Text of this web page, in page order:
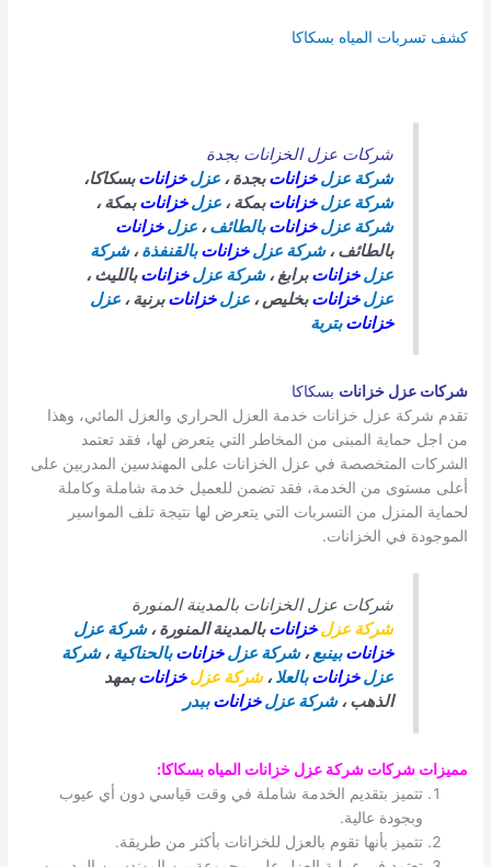
كشف تسربات المياه بسكاكا
شركات عزل الخزانات بجدة
شركة عزلخزاناتبجدة ،عزلخزاناتبسكاكا،
شركة عزلخزاناتبمكة ،عزلخزاناتبمكة ،
شركة عزلخزاناتبالطائف،عزلخزانات
بالطائف ،شركة عزلخزاناتبالقنفذة،شركة
عزلخزاناتبرابغ ، شركة عزلخزاناتبالليث ،
عزلخزاناتبخليص ، عزلخزاناتبرنية ، عزل
خزاناتبتربة
شركات عزل خزانات بسكاكا
تقدم شركة عزل خزانات خدمة العزل الحراري والعزل المائي، وهذا
من اجل حماية المبنى من المخاطر التي يتعرض لها، فقد تعتمد
الشركات المتخصصة في عزل الخزانات على المهندسين المدربين على
أعلى مستوى من الخدمة، فقد تضمن للعميل خدمة شاملة وكاملة
لحماية المنزل من التسربات التي يتعرض لها نتيجة تلف المواسير
الموجودة في الخزانات.
شركات عزل الخزانات بالمدينة المنورة
شركة عزلخزاناتبالمدينة المنورة ، شركة عزل
خزاناتبينبع، شركة عزلخزاناتبالحناكية، شركة
عزلخزاناتبالعلا،شركة عزلخزاناتبمهد
الذهب ، شركة عزلخزاناتببدر
مميزات شركات شركة عزل خزانات المياه بسكاكا:
تتميز بتقديم الخدمة شاملة في وقت قياسي دون أي عيوب
وبجودة عالية.
تتميز بأنها تقوم بالعزل للخزانات بأكثر من طريقة.